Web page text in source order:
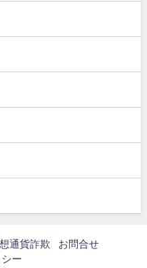
通貨詐欺
お問合せ
ー